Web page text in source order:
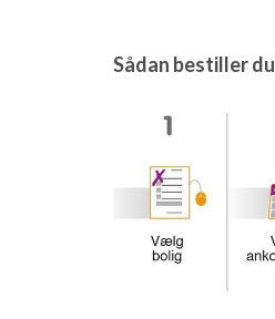
Sådan bestiller du